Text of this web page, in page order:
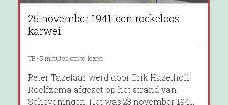
25 november 1941: een roekeloos
karwei
TB · 5 minuten om te lezen
Peter Tazelaar werd door Erik Hazelhoff
Roelfzema afgezet op het strand van
Scheveningen. Het was 23 november 1941,